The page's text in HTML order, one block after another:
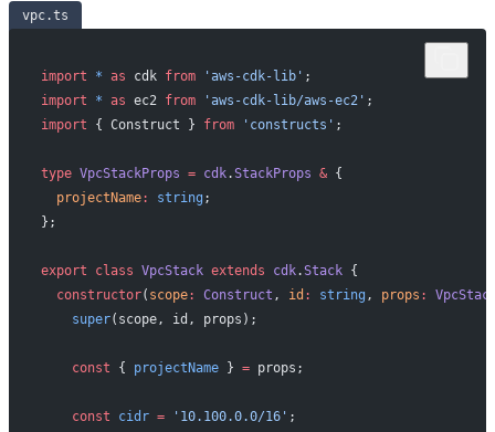
vpc.ts
import * as cdk from 'aws-cdk-lib' ;
import * as ec2 from 'aws-cdk-lib/aws-ec2' ;
import { Construct } from 'constructs' ;
type VpcStackProps = cdk.StackProps & {
  projectName
: string ;
};
export class VpcStack extends cdk.Stack {
  constructor
( scope: Construct , id : string , props :
    super
(scope, id, props);
    const
{ projectName } = props;
    const
cidr = '10.100.0.0/16' ;